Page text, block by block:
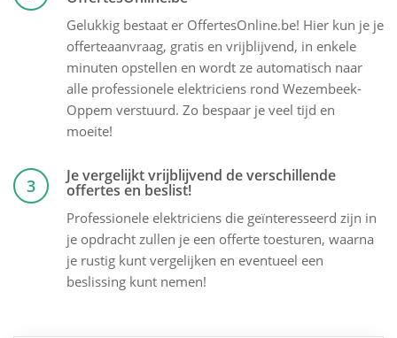
Gelukkig bestaat er OffertesOnline.be! Hier kun je je
offerteaanvraag, gratis en vrijblijvend, in enkele
minuten opstellen en wordt ze automatisch naar
alle professionele elektriciens rond Wezembeek-
Oppem verstuurd. Zo bespaar je veel tijd en
moeite!
3 Je vergelijkt vrijblijvend de verschillende
offertes en beslist!
Professionele elektriciens die geïnteresseerd zijn in
je opdracht zullen je een offerte toesturen, waarna
je rustig kunt vergelijken en eventueel een
beslissing kunt nemen!